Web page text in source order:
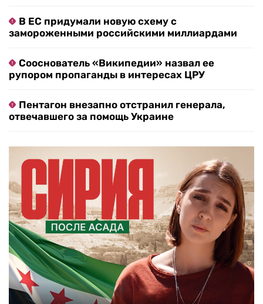
В ЕС придумали новую схему с
замороженными российскими миллиардами
Сооснователь «Википедии» назвал ее
рупором пропаганды в интересах ЦРУ
Пентагон внезапно отстранил генерала,
отвечавшего за помощь Украине